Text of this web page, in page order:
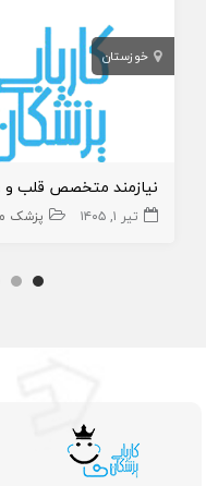
خوزستان
نیازمند متخصص قلب و
تیر ۱, ۱۴۰۵ پزشک